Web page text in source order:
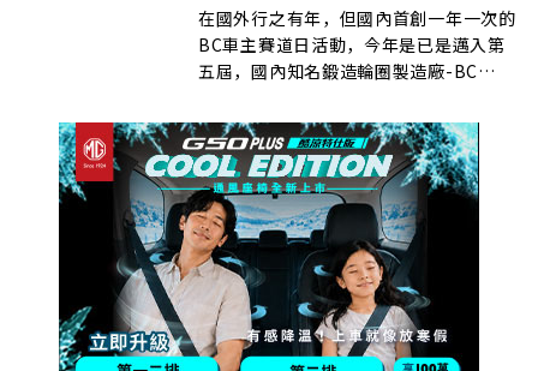
在國外行之有年，但國內首創一年一次的
BC車主賽道日活動，今年是已是邁入第
五屆，國內知名鍛造輪圈製造廠-BC
的BC輪圈愛用者，能盡情體驗賽道駕駛
樂趣，特別於台中麗寶賽車場舉辦這場活
動，當天參與車輛數相當多，同時舉辦新
品發表會，使得現場非常熱絡。